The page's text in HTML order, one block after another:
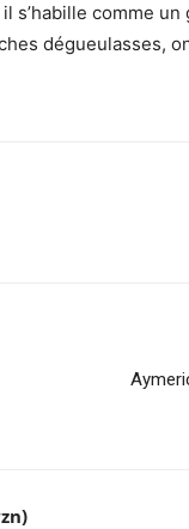
s’habille comme
dégueulasses,